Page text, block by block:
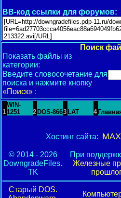
BB-код ссылки для форумов:
Поиск
Показать файлы из
категории:
Введите словосочетание для
поиска и нажмите кнопку
«Поиск» :
1
WIN-
1251
2 DOS-8663 LAT 4
Хостинг сайта:
© 2014 - 2026
DowngradeFiles.
TK
При
Железные
Старый DOS.